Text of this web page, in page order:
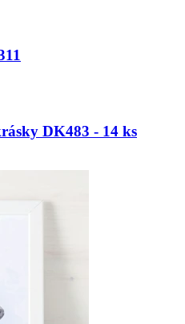
DK483 - 14 ks